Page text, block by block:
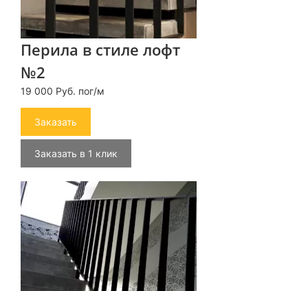
Перила в стиле лофт
№2
19 000 Руб. пог/м
Заказать
Заказать в 1 клик